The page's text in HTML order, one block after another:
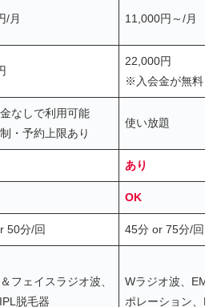
/月 11,000円～/月
22,000円
※入会金が無料
なしで利用可能
・予約上限あり
使い放題
あり
OK
50分/回 45分 or 75分/回
フェイスラジオ波、
脱毛器
Wラジオ波、
ポレーション、